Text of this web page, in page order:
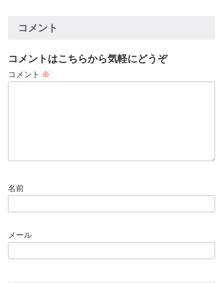
コメント
コメントはこちらから気軽にどうぞ
コメント ※
名前
メール